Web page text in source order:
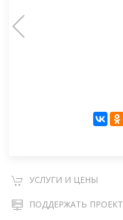
УСЛУГИ И ЦЕНЫ
ПОДДЕРЖАТЬ ПРОЕКТ